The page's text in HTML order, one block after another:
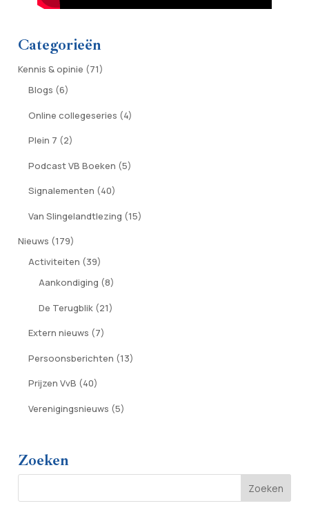
Categorieën
Kennis & opinie (71)
Blogs (6)
Online collegeseries (4)
Plein 7 (2)
Podcast VB Boeken (5)
Signalementen (40)
Van Slingelandtlezing (15)
Nieuws (179)
Activiteiten (39)
Aankondiging (8)
De Terugblik (21)
Extern nieuws (7)
Persoonsberichten (13)
Prijzen VvB (40)
Verenigingsnieuws (5)
Zoeken